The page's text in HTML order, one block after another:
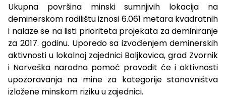
Ukupna površina minski sumnjivih lokacija na
deminerskom radilištu iznosi 6.061 metara kvadratnih
i nalaze se na listi prioriteta projekata za deminiranje
za 2017. godinu. Uporedo sa izvođenjem deminerskih
aktivnosti u lokalnoj zajednici Baljkovica, grad Zvornik
i Norveška narodna pomoć provodit će i aktivnosti
upozoravanja na mine za kategorije stanovništva
izložene minskom riziku u zajednici.